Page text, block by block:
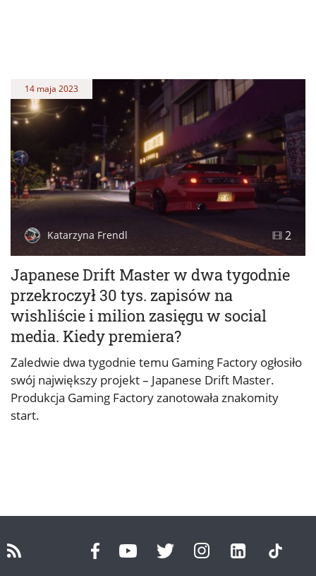
Japanese Drift Master w dwa tygodnie
przekroczył 30 tys. zapisów na
wishliście i milion zasięgu w social
media. Kiedy premiera?
14 maja 2023
Katarzyna Frendl 2
Zaledwie dwa tygodnie temu Gaming Factory ogłosiło
swój największy projekt – Japanese Drift Master.
Produkcja Gaming Factory zanotowała znakomity
start.